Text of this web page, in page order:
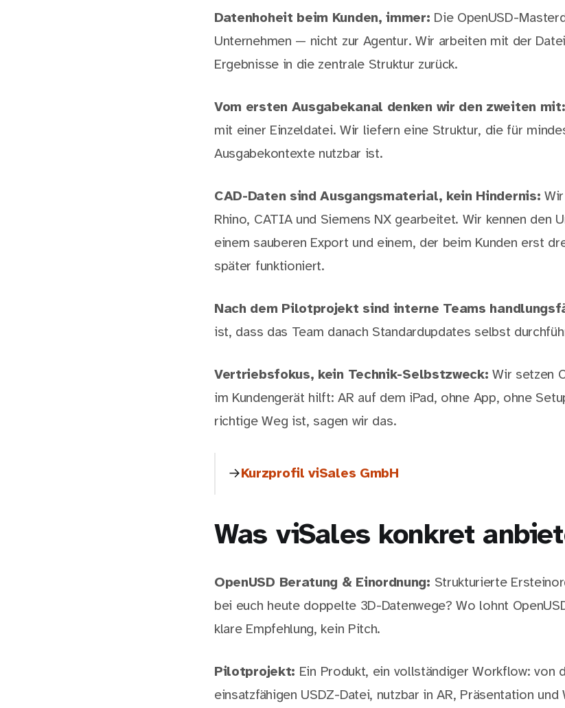
Datenhoheit beim Kunden, immer: Die OpenUSD-
Unternehmen — nicht zur Agentur. Wir arbeiten mit der
Ergebnisse in die zentrale Struktur zurück.
Vom ersten Ausgabekanal denken wir den zweiten mit:
mit einer Einzeldatei. Wir liefern eine Struktur, die für
Ausgabekontexte nutzbar ist.
CAD-Daten sind Ausgangsmaterial, kein Hindernis:
Rhino, CATIA und Siemens NX gearbeitet. Wir kennen den
einem sauberen Export und einem, der beim Kunden erst
später funktioniert.
Nach dem Pilotprojekt sind interne Teams
ist, dass das Team danach Standardupdates selbst
Vertriebsfokus, kein Technik-Selbstzweck: Wir setzen
im Kundengerät hilft: AR auf dem iPad, ohne App, ohne
richtige Weg ist, sagen wir das.
Kurzprofil viSales GmbH
Was viSales konkret
OpenUSD Beratung & Einordnung: Strukturierte
bei euch heute doppelte 3D-Datenwege? Wo lohnt
klare Empfehlung, kein Pitch.
Pilotprojekt: Ein Produkt, ein vollständiger Workflow: von
einsatzfähigen USDZ-Datei, nutzbar in AR, Präsentation und